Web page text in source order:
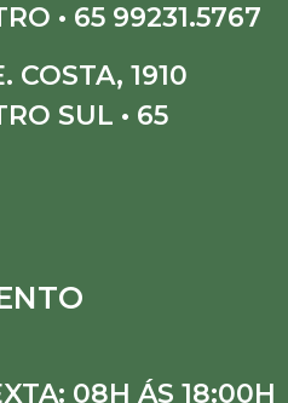
• 65 99231.5767
COSTA, 1910
SUL • 65
08H ÁS 18:00H